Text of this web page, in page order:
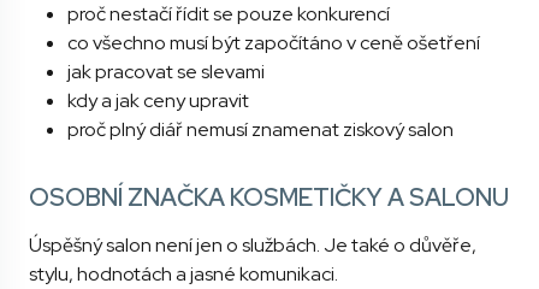
proč nestačí řídit se pouze konkurencí
co všechno musí být započítáno v ceně ošetření
jak pracovat se slevami
kdy a jak ceny upravit
proč plný diář nemusí znamenat ziskový salon
OSOBNÍ ZNAČKA KOSMETIČKY A SALONU
Úspěšný salon není jen o službách. Je také o důvěře,
stylu, hodnotách a jasné komunikaci.